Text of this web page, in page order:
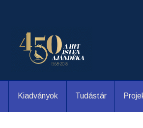
Kiadványok Tudástár